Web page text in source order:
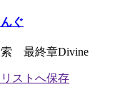
ぐ
索 最終章Divine